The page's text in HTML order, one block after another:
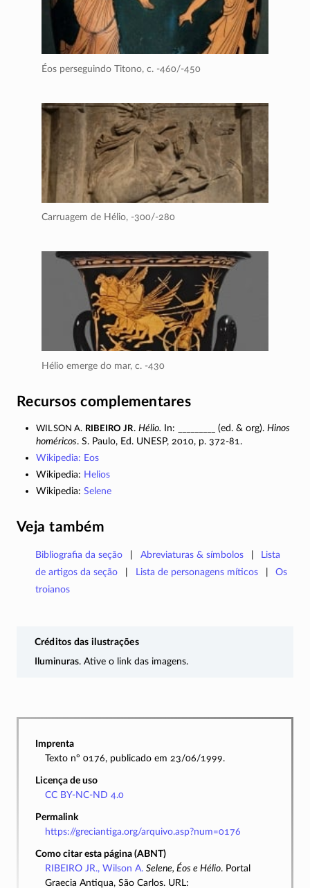
Éos perseguindo Titono, c. -460/-450
Carruagem de Hélio, -300/-280
Hélio emerge do mar, c. -430
Recursos complementares
Wilson A. Ribeiro Jr. Hélio. In: _________ (ed. & org). Hinos
homéricos. S. Paulo, Ed. UNESP, 2010, p. 372-81.
Wikipedia: Eos
Wikipedia: Helios
Wikipedia: Selene
Veja também
Bibliografia da seção Abreviaturas & símbolos
Lista
de artigos da seção
Lista de personagens míticos
Os
troianos
Créditos das ilustrações
Iluminuras. Ative o link das imagens.
Imprenta
Texto nº 0176, publicado em 23/06/1999.
Licença de uso
CC BY-NC-ND 4.0
Permalink
https://greciantiga.org/arquivo.asp?num=0176
Como citar esta página (ABNT)
RIBEIRO JR., Wilson A. Selene, Éos e Hélio. Portal
Graecia Antiqua, São Carlos. URL: